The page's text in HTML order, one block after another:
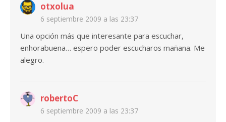
otxolua
6 septiembre 2009 a las 23:37
Una opción más que interesante para escuchar,
enhorabuena… espero poder escucharos mañana. Me
alegro.
robertoC
6 septiembre 2009 a las 23:37